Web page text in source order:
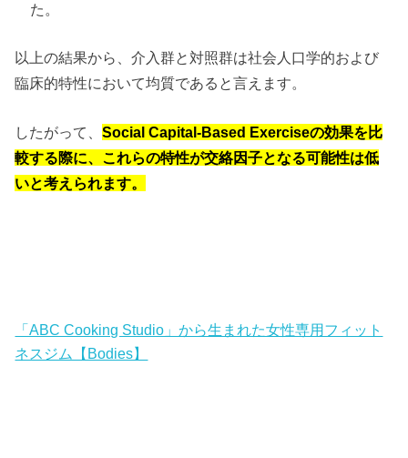
た。
以上の結果から、介入群と対照群は社会人口学的および
臨床的特性において均質であると言えます。
したがって、Social Capital-Based Exerciseの効果を比
較する際に、これらの特性が交絡因子となる可能性は低
いと考えられます。
「ABC Cooking Studio」から生まれた女性専用フィット
ネスジム【Bodies】